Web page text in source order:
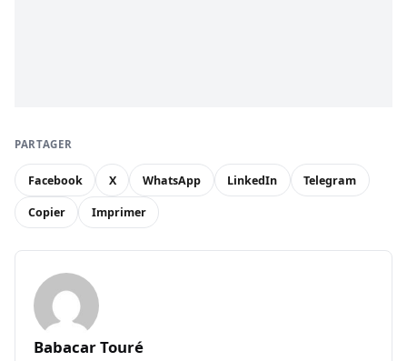
PARTAGER
Facebook X WhatsApp LinkedIn Telegram
Copier Imprimer
Babacar Touré